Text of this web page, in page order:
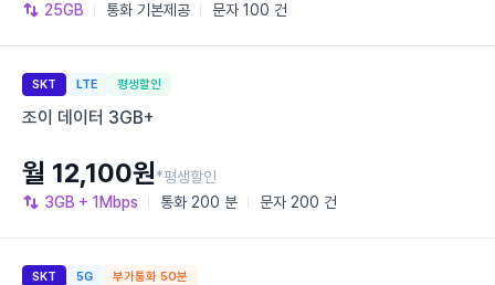
25GB 통화 기본제공 문자 100 건
SKT LTE 평생할인
조이 데이터 3GB+
3GB + 1Mbps 통화 200 분 문자 200 건
월 12,100원*평생할인
SKT 5G 부가통화 50분